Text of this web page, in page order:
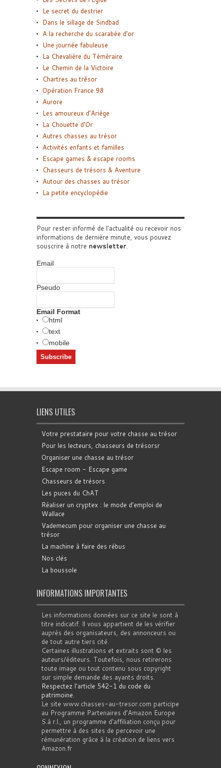
Le secret du destrier
Dans le sillage de Sindbad
A la recherche du scarabée d’or
Une journée fabuleuse
La Chevalière du Téméraire
Le Chemin de la Victoire
Chartres au trésor
Opération France 98
Aurore
Les amoureux d’Ariège
La Chouette d’Or
Autres chasses au trésor
Activités enfants et familles
Escape games & escape rooms
Chasseurs de trésors & Aventure
Autour des chasses au trésor
La petite encyclopédie
Pour rester informé de l'actualité ou recevoir nos
informations de dernière minute, vous pouvez
souscrire à notre newsletter.
Email
Pseudo
Email Format
html
text
mobile
LIENS UTILES
Votre prestataire pour votre chasse au trésor
Pour les lecteurs, chasseurs de trésorsr
Organiser une chasse au trésor
Escape room - Escape game
Chasseurs de trésors
Les puces du ChAT
Réaliser un cryptex : le mode d'emploi de
Wallace
Vademecum pour organiser une chasse au
trésor
La machine à faire des rébus
Nos clés
La boussole
INFORMATIONS IMPORTANTES
Les informations données sur ce site le sont à
titre indicatif. Il vous appartient de les vérifier
auprès des organisateurs, des annonceurs ou
de tout autre tiers cité.
Certaines illustrations et extraits sont © les
auteurs/éditeurs. Toutefois, nous retirerons
toute image ou tout contenu sous copyright
sur simple demande des ayants droits.
Respectez l'article 542-1 du code du
patrimoine.
Le site www.chasses-au-tresor.com participe
au Programme Partenaires d’Amazon Europe
S.à r.l., un programme d’affiliation conçu pour
permettre à des sites de percevoir une
rémunération grâce à la création de liens vers
Amazon.fr